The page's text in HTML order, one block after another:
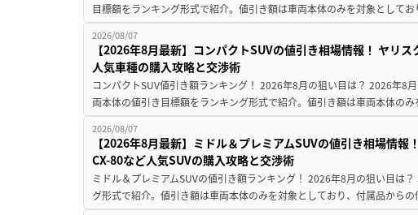
目標額をランキング形式で紹介。値引き額は車両本体のみを対象として
2026/08/07
【2026年8月最新】コンパクトSUVの値引き相場情報！ ヤリ
人気車種の購入攻略と交渉術
コンパクトSUV値引き額ランキング！ 2026年8月の狙い目は？ 2026年8
両本体の値引き目標額をランキング形式で紹介。値引き額は車両本体の
2026/08/07
【2026年8月最新】ミドル＆プレミアムSUVの値引き相場情報
CX-80など人気SUVの購入攻略と交渉術
ミドル＆プレミアムSUVの値引き額ランキング！ 2026年8月の狙い目は
グ形式で紹介。値引き額は車両本体のみを対象としており、付属品から